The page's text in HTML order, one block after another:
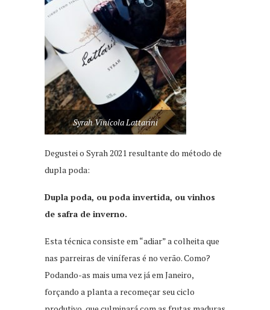
Syrah Vinícola Lattarini
Degustei o Syrah 2021 resultante do método de
dupla poda:
Dupla poda, ou poda invertida, ou vinhos
de safra de inverno.
Esta técnica consiste em “adiar” a colheita que
nas parreiras de viníferas é no verão. Como?
Podando-as mais uma vez já em Janeiro,
forçando a planta a recomeçar seu ciclo